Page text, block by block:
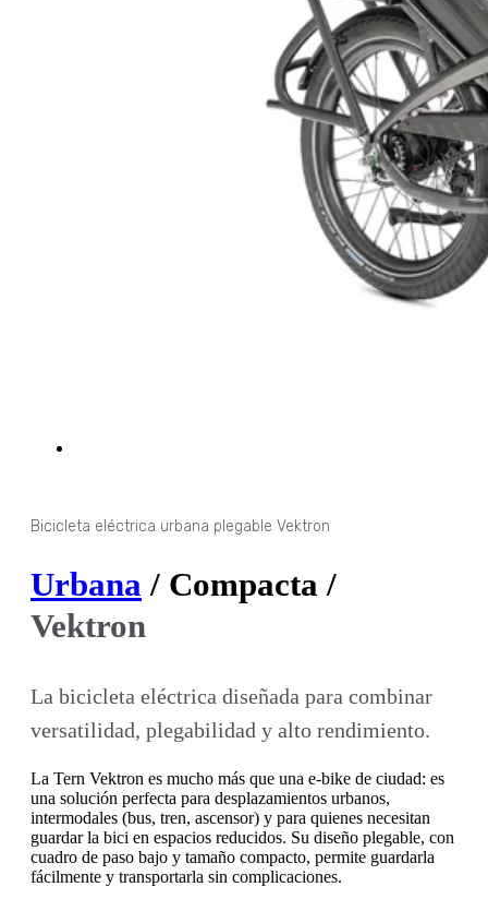
Bicicleta eléctrica urbana plegable Vektron
Urbana / Compacta /
Vektron
La bicicleta eléctrica diseñada para combinar
versatilidad, plegabilidad y alto rendimiento.
La Tern Vektron es mucho más que una e-bike de ciudad: es
una solución perfecta para desplazamientos urbanos,
intermodales (bus, tren, ascensor) y para quienes necesitan
guardar la bici en espacios reducidos. Su diseño plegable, con
cuadro de paso bajo y tamaño compacto, permite guardarla
fácilmente y transportarla sin complicaciones.